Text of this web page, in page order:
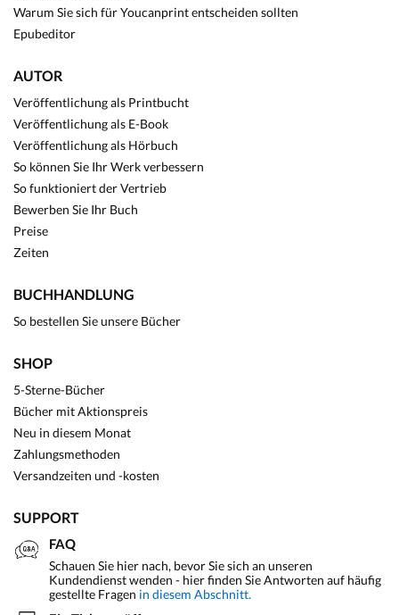
Warum Sie sich für Youcanprint entscheiden sollten
Epubeditor
AUTOR
Veröffentlichung als Printbucht
Veröffentlichung als E-Book
Veröffentlichung als Hörbuch
So können Sie Ihr Werk verbessern
So funktioniert der Vertrieb
Bewerben Sie Ihr Buch
Preise
Zeiten
BUCHHANDLUNG
So bestellen Sie unsere Bücher
SHOP
5-Sterne-Bücher
Bücher mit Aktionspreis
Neu in diesem Monat
Zahlungsmethoden
Versandzeiten und -kosten
SUPPORT
FAQ
Schauen Sie hier nach, bevor Sie sich an unseren
Kundendienst wenden - hier finden Sie Antworten auf häufig
gestellte Fragen in diesem Abschnitt.